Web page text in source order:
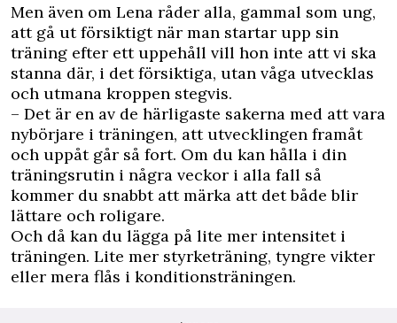
Men även om Lena råder alla, gammal som ung,
att gå ut försiktigt när man startar upp sin
träning efter ett uppehåll vill hon inte att vi ska
stanna där, i det försiktiga, utan våga utvecklas
och utmana kroppen stegvis.
– Det är en av de härligaste sakerna med att vara
nybörjare i träningen, att utvecklingen framåt
och uppåt går så fort. Om du kan hålla i din
träningsrutin i några veckor i alla fall så
kommer du snabbt att märka att det både blir
lättare och roligare.
Och då kan du lägga på lite mer intensitet i
träningen. Lite mer styrketräning, tyngre vikter
eller mera flås i konditionsträningen.